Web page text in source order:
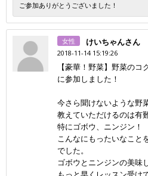
ご参加ありがとうございました！
女性 けいちゃんさん
2018-11-14 15:19:26
【豪華！野菜】野菜のコ
に参加しました！
今さら聞けないような野
教えていただけるのは有
特にゴボウ、ニンジン！
こんなにもったいなこと
でした。
ゴボウとニンジンの美味